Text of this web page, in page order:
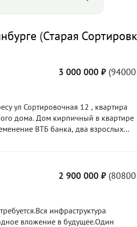
%
732
2025 I пол. 2026
102500 ₽/м²
119400 ₽/м²
(Старая
3 000 000 ₽
ул Сортировочная 12 , квартира
дома. Дом кирпичный в квартире
ВТБ банка, два взрослых
в шаговой доступности,
2 900 000 ₽
инфраструктура
вложение в будущее.Один